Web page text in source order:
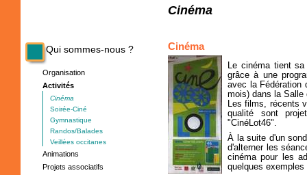
Qui sommes-nous ?
Organisation
Activités
Cinéma
Soirée-Ciné
Gymnastique
Randos/Balades
Veillées occitanes
Animations
Projets associatifs
Cinéma
Cinéma
Le cinéma tient
grâce à une
avec la Fédération
mois) dans la Salle
Les films, récents
qualité sont
"CinéLot46".
À la suite d'un
d'alterner les
cinéma pour les
quelques